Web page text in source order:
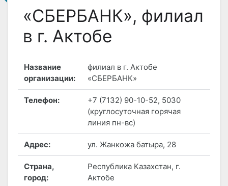
«СБЕРБАНК», филиал
в г. Актобе
Название
организации:
филиал в г. Актобе
«СБЕРБАНК»
Телефон:
+7 (7132) 90-10-52, 5030
(круглосуточная горячая
линия пн-вс)
Адрес: ул. Жанкожа батыра, 28
Страна,
город:
Республика Казахстан, г.
Актобе